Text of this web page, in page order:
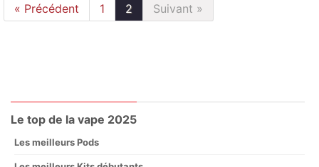
« Précédent 1 2 Suivant »
Le top de la vape 2025
Les meilleurs Pods